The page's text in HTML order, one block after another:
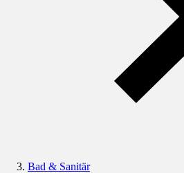
Bad & Sanitär